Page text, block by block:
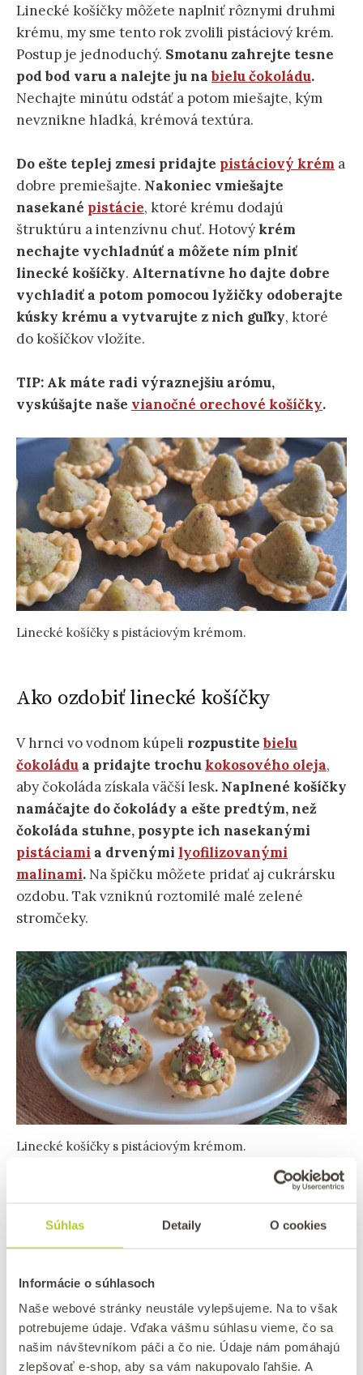
Súhlas Detaily O cookies
Informácie o súhlasoch
Naše webové stránky neustále vylepšujeme. Na to však
potrebujeme údaje. Vďaka vášmu súhlasu vieme, čo sa
našim návštevníkom páči a čo nie. Údaje nám pomáhajú
zlepšovať e-shop, aby sa vám nakupovalo ľahšie. A
Linecké košíčky môžete naplniť rôznymi druhmi
krému, my sme tento rok zvolili pistáciový krém.
Postup je jednoduchý. Smotanu zahrejte tesne
pod bod varu a nalejte ju nabielu čokoládu.
Nechajte minútu odstáť a potom miešajte, kým
nevznikne hladká, krémová textúra.
Do ešte teplej zmesi pridajte pistáciový krém a
dobre premiešajte. Nakoniec vmiešajte
nasekané pistácie, ktoré krému dodajú
štruktúru a intenzívnu chuť. Hotový krém
nechajte vychladnúť a môžete ním plniť
linecké košíčky. Alternatívne ho dajte dobre
vychladiť a potom pomocou lyžičky odoberajte
kúsky krému a vytvarujte z nich guľky, ktoré
do košíčkov vložíte.
TIP: Ak máte radi výraznejšiu arómu,
vyskúšajte naše vianočné orechové košíčky.
Linecké košíčky s pistáciovým krémom.
Ako ozdobiť linecké košíčky
V hrnci vo vodnom kúpeli rozpustitebielu
čokoládu a pridajte trochu kokosového oleja,
aby čokoláda získala väčší lesk. Naplnené košíčky
namáčajte do čokolády a ešte predtým, než
čokoláda stuhne, posypte ich nasekanými
pistáciami a drvenými lyofilizovanými
malinami. Na špičku môžete pridať aj cukrársku
ozdobu. Tak vzniknú roztomilé malé zelené
stromčeky.
Linecké košíčky s pistáciovým krémom.
košíčky s pistáciovým krémom
Ak chcete recept prispôsobiť podľa svojej chuti,
môžete skúsiť rôzne kombinácie:
Do cesta na korpuspridajte mletémandle,